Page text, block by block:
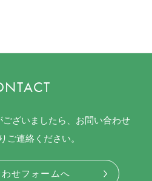
ざいましたら、お問い合わせ
ご連絡ください。
せフォームへ